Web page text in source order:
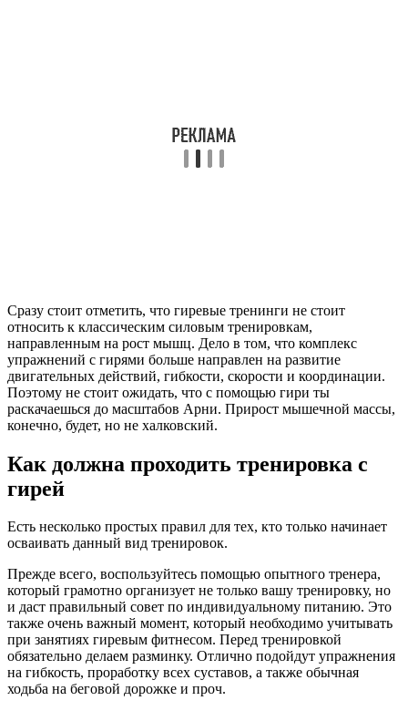
Сразу стоит отметить, что гиревые тренинги не стоит
относить к классическим силовым тренировкам,
направленным на рост мышц. Дело в том, что комплекс
упражнений с гирями больше направлен на развитие
двигательных действий, гибкости, скорости и координации.
Поэтому не стоит ожидать, что с помощью гири ты
раскачаешься до масштабов Арни. Прирост мышечной массы,
конечно, будет, но не халковский.
Как должна проходить тренировка с
гирей
Есть несколько простых правил для тех, кто только начинает
осваивать данный вид тренировок.
Прежде всего, воспользуйтесь помощью опытного тренера,
который грамотно организует не только вашу тренировку, но
и даст правильный совет по индивидуальному питанию. Это
также очень важный момент, который необходимо учитывать
при занятиях гиревым фитнесом. Перед тренировкой
обязательно делаем разминку. Отлично подойдут упражнения
на гибкость, проработку всех суставов, а также обычная
ходьба на беговой дорожке и проч.